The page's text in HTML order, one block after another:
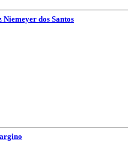
Niemeyer dos Santos